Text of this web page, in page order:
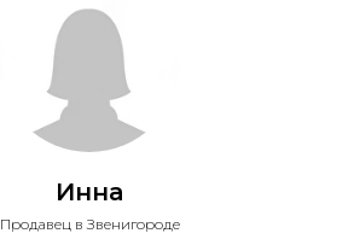
Инна
Продавец в Звенигороде